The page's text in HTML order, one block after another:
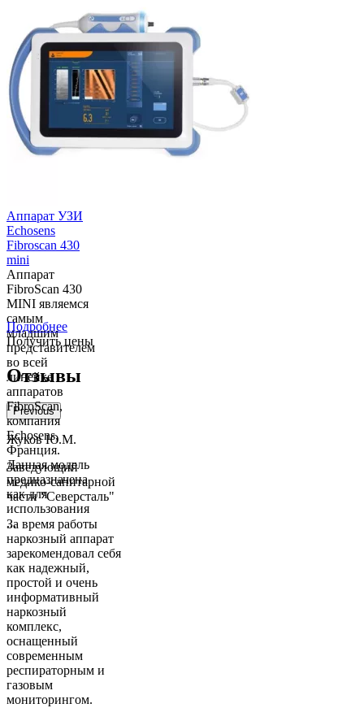
FibroScan 530
Compact,
Echosens
(Франция).
Описание:
Аппарат
FibroScan Fibr...
Аппарат УЗИ
Echosens
Fibroscan 430
mini
Аппарат
FibroScan 430
MINI являемся
самым
младшим
представителем
во всей
линейке
аппаратов
FibroScan,
компания
Echosens,
Франция.
Данная модель
предназначена
как для
использования
...
Подробнее
Получить цены
Отзывы
Previous
Жуков Ю.М.
Заведующий
медико-санитарной
части "Северсталь"
За время работы
наркозный аппарат
зарекомендовал себя
как надежный,
простой и очень
информативный
наркозный
комплекс,
оснащенный
современным
респираторным и
газовым
мониторингом.